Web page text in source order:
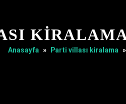
Anasayfa » Parti villası kiralama »